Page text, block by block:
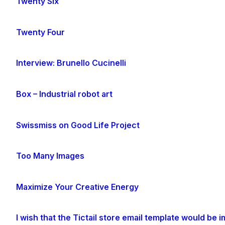
Twenty Four
Interview: Brunello Cucinelli
Box – Industrial robot art
Swissmiss on Good Life Project
Too Many Images
Maximize Your Creative Energy
I wish that the Tictail store email template would be